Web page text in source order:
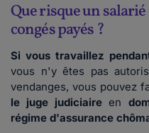
Que risque un
congés payés ?
Si vous travaillez
vous n'y êtes pas
vendanges, vous pouvez
le juge judiciaire en
régime d'assurance